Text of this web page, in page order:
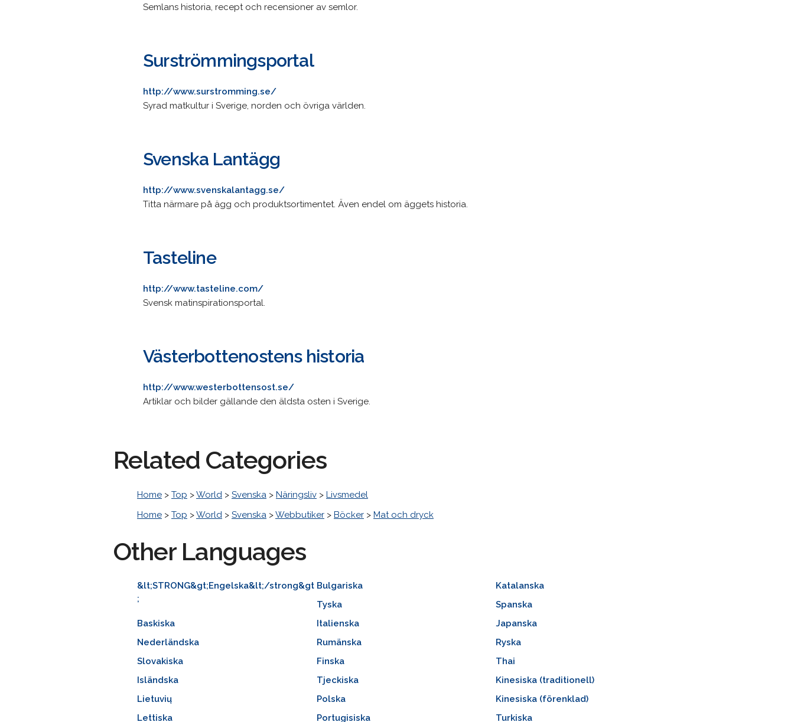
Semlans historia, recept och recensioner av semlor.
Surströmmingsportal
http://www.surstromming.se/
Syrad matkultur i Sverige, norden och övriga världen.
Svenska Lantägg
http://www.svenskalantagg.se/
Titta närmare på ägg och produktsortimentet. Även endel om äggets historia.
Tasteline
http://www.tasteline.com/
Svensk matinspirationsportal.
Västerbottenostens historia
http://www.westerbottensost.se/
Artiklar och bilder gällande den äldsta osten i Sverige.
Related Categories
Home > Top >World > Svenska > Näringsliv > Livsmedel
Home > Top >World > Svenska >Webbutiker > Böcker > Mat och dryck
Other Languages
&lt;STRONG&gt;Engelska&lt;/strong&gt
;
Bulgariska
Katalanska
Tyska
Spanska
Baskiska
Italienska
Japanska
Nederländska
Rumänska
Ryska
Slovakiska
Finska
Thai
Isländska
Tjeckiska
Kinesiska (traditionell)
Lietuvių
Polska
Kinesiska (förenklad)
Lettiska
Portugisiska Turkiska